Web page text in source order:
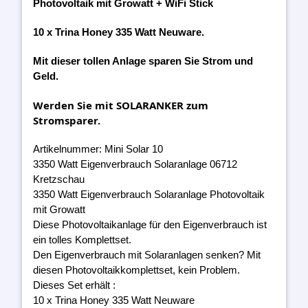
Photovoltaik mit Growatt + WiFi Stick
10 x Trina Honey 335 Watt Neuware.
Mit dieser tollen Anlage sparen Sie Strom und
Geld.
Werden Sie mit SOLARANKER zum
Stromsparer.
Artikelnummer: Mini Solar 10
3350 Watt Eigenverbrauch Solaranlage 06712
Kretzschau
3350 Watt Eigenverbrauch Solaranlage Photovoltaik
mit Growatt
Diese Photovoltaikanlage für den Eigenverbrauch ist
ein tolles Komplettset.
Den Eigenverbrauch mit Solaranlagen senken? Mit
diesen Photovoltaikkomplettset, kein Problem.
Dieses Set erhält :
10 x Trina Honey 335 Watt Neuware